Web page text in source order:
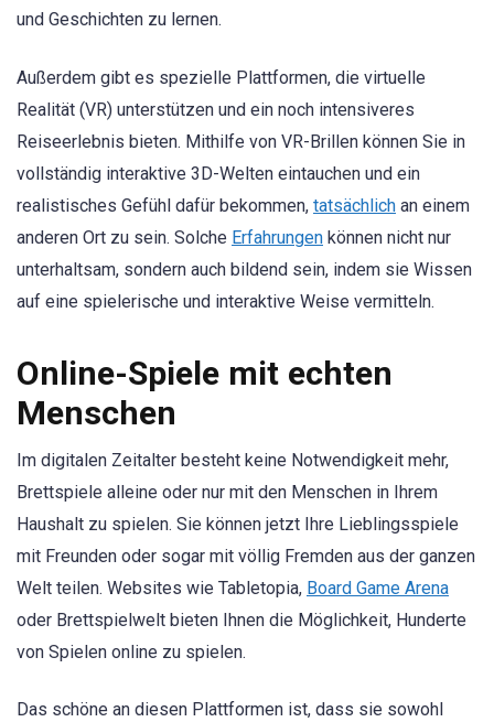
und Geschichten zu lernen.
Außerdem gibt es spezielle Plattformen, die virtuelle
Realität (VR) unterstützen und ein noch intensiveres
Reiseerlebnis bieten. Mithilfe von VR-Brillen können Sie in
vollständig interaktive 3D-Welten eintauchen und ein
realistisches Gefühl dafür bekommen, tatsächlich an einem
anderen Ort zu sein. Solche Erfahrungen können nicht nur
unterhaltsam, sondern auch bildend sein, indem sie Wissen
auf eine spielerische und interaktive Weise vermitteln.
Online-Spiele mit echten
Menschen
Im digitalen Zeitalter besteht keine Notwendigkeit mehr,
Brettspiele alleine oder nur mit den Menschen in Ihrem
Haushalt zu spielen. Sie können jetzt Ihre Lieblingsspiele
mit Freunden oder sogar mit völlig Fremden aus der ganzen
Welt teilen. Websites wie Tabletopia, Board Game Arena
oder Brettspielwelt bieten Ihnen die Möglichkeit, Hunderte
von Spielen online zu spielen.
Das schöne an diesen Plattformen ist, dass sie sowohl